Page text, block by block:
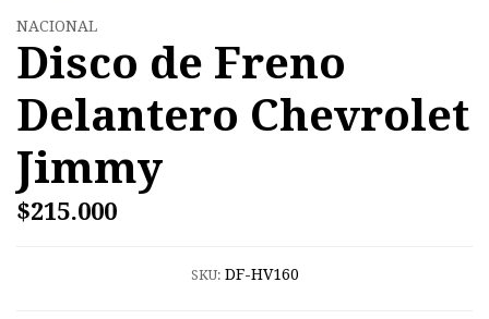
NACIONAL
Disco de Freno
Delantero Chevrolet
Jimmy
$215.000
SKU: DF-HV160